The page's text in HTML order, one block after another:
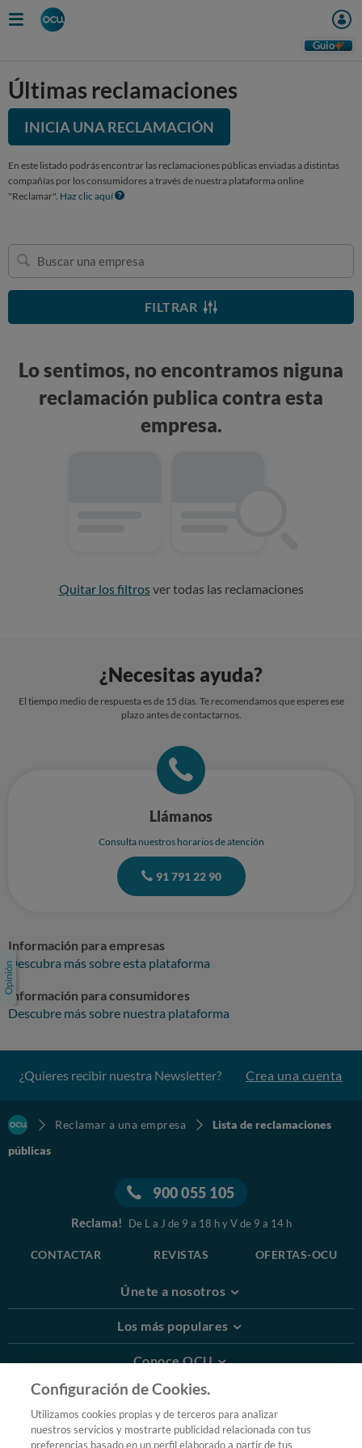
Guio
Últimas reclamaciones
INICIA UNA RECLAMACIÓN
En este listado podrás encontrar las reclamaciones públicas enviadas a distintas
compañías por los consumidores a través de nuestra plataforma online
"Reclamar". Haz clic aquí
Buscar
una
empresa
FILTRAR
Lo sentimos, no encontramos niguna
reclamación publica contra esta
empresa.
Quitar los filtrosver todas las reclamaciones
¿Necesitas ayuda?
El tiempo medio de respuesta es de 15 días. Te recomendamos que esperes ese
plazo antes de contactarnos.
Llámanos
Consulta nuestros horarios de atención
91 791 22 90
Información para empresas
Descubra más sobre esta plataforma
Información para consumidores
Descubre más sobre nuestra plataforma
¿Quieres recibir nuestra Newsletter? Crea una cuenta
Reclamar a una empresa
Lista de reclamaciones
públicas
900 055 105
Reclama! De L a J de 9 a 18 h y V de 9 a 14 h
CONTACTAR REVISTAS OFERTAS-OCU
Únete a nosotros
Los más populares
Conoce OCU
Más Información
© 2026 OCU
Configuración de Cookies.
Utilizamos cookies propias y de terceros para analizar
nuestros servicios y mostrarte publicidad relacionada con tus
preferencias basado en un perfil elaborado a partir de tus